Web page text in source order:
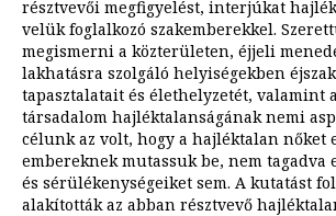
résztvevői megfigyelést, interjúkat
velük foglalkozó szakemberekkel.
megismerni a közterületen, éjjeli
lakhatásra szolgáló helyiségekben
tapasztalatait és élethelyzetét, valamint
társadalom hajléktalanságának nemi
célunk az volt, hogy a hajléktalan nőket
embereknek mutassuk be, nem tagadva
és sérülékenységeiket sem. A kutatást
alakították az abban résztvevő